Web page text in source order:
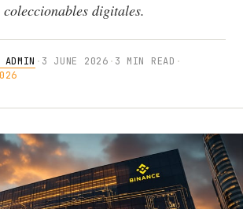
digitales.
· 3 JUNE 2026 · 3 MIN READ ·